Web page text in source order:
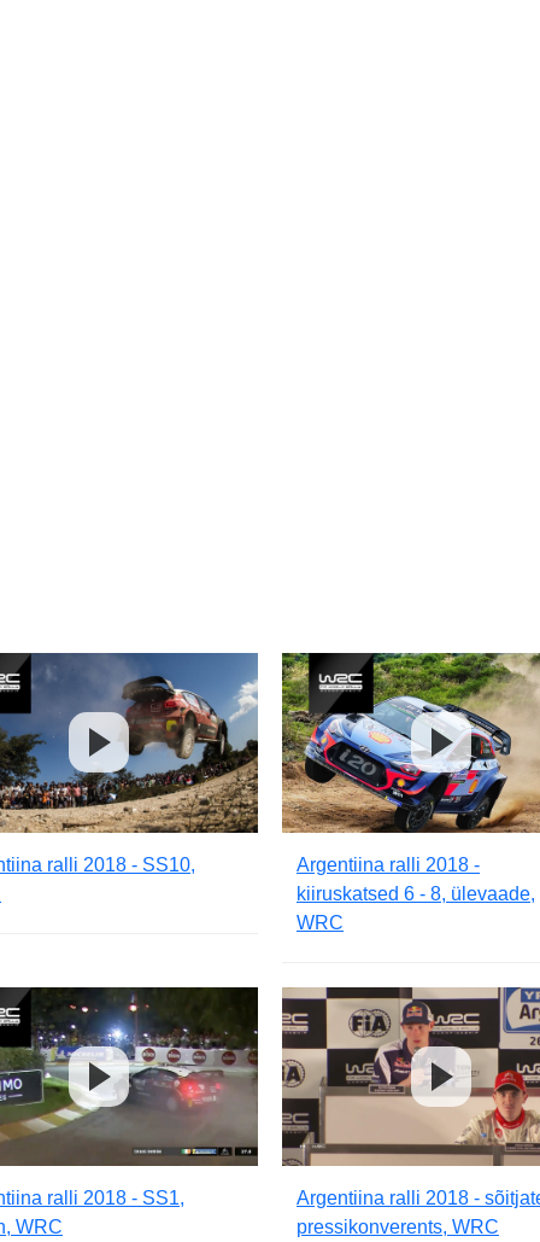
ralli 2018 - SS10,
Argentiina ralli 2018 -
kiiruskatsed 6 - 8, ülevaade,
WRC
ralli 2018 - SS1,
WRC
Argentiina ralli 2018 -
pressikonverents, WRC